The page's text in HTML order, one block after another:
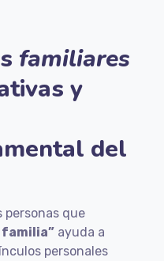
familiares
y
del
personas que
ayuda a
personales